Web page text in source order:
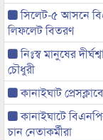
সিলেট-৫ আসনে
লিফলেট বিতরণ
নিঃস্ব মানুষের
চৌধুরী
কানাইঘাট
কানাইঘাটে
চান নেতাকর্মীরা